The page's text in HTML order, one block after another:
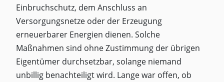
Einbruchschutz, dem Anschluss an
Versorgungsnetze oder der Erzeugung
erneuerbarer Energien dienen. Solche
Maßnahmen sind ohne Zustimmung der übrigen
Eigentümer durchsetzbar, solange niemand
unbillig benachteiligt wird. Lange war offen, ob